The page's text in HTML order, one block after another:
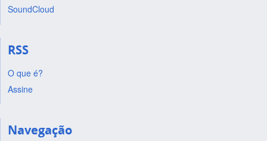
SoundCloud
RSS
O que é?
Assine
Navegação